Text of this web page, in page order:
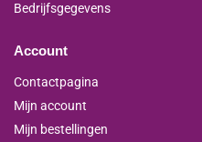
Bedrijfsgegevens
Account
Contactpagina
Mijn account
Mijn bestellingen